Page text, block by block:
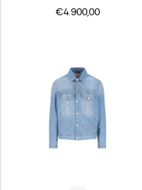
€4.900,00